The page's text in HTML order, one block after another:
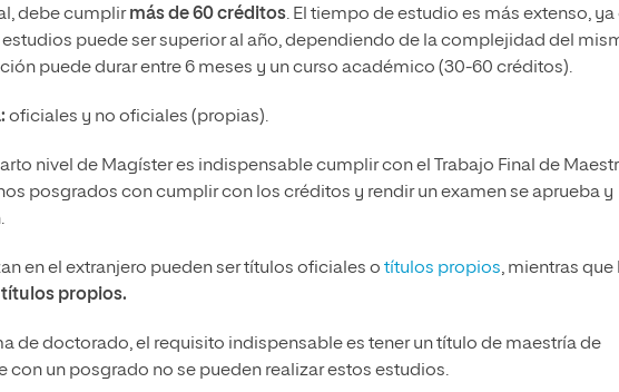
debe cumplirmás de 60 créditos. El tiempo de estudio es más extenso, ya
estudios puede ser superior al año, dependiendo de la complejidad del
puede durar entre 6 meses y un curso académico (30-60 créditos).
oficiales y no oficiales (propias).
nivel de Magíster es indispensable cumplir con el Trabajo Final de
posgrados con cumplir con los créditos y rendir un examen se aprueba y
en el extranjero pueden ser títulos oficiales o títulos propios, mientras que
propios.
de doctorado, el requisito indispensable es tener un título de maestría de
con un posgrado no se pueden realizar estos estudios.